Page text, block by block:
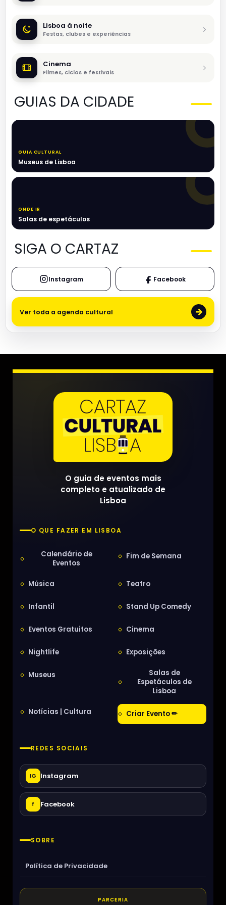
Lisboa à noite
Festas, clubes e experiências
Cinema
Filmes, ciclos e festivais
GUIAS DA CIDADE
GUIA CULTURAL
Museus de Lisboa
ONDE IR
Salas de espetáculos
SIGA O CARTAZ
Instagram Facebook
Ver toda a agenda cultural →
O guia de eventos mais
completo e atualizado de
Lisboa
O QUE FAZER EM LISBOA
Calendário de
Eventos
Fim de Semana
Música Teatro
Infantil Stand Up Comedy
Eventos Gratuitos Cinema
Nightlife Exposições
Museus
Salas de
Espetáculos de
Lisboa
Notícias | Cultura Criar Evento ✏
REDES SOCIAIS
IG Instagram
f Facebook
SOBRE
Política de Privacidade
PARCERIA